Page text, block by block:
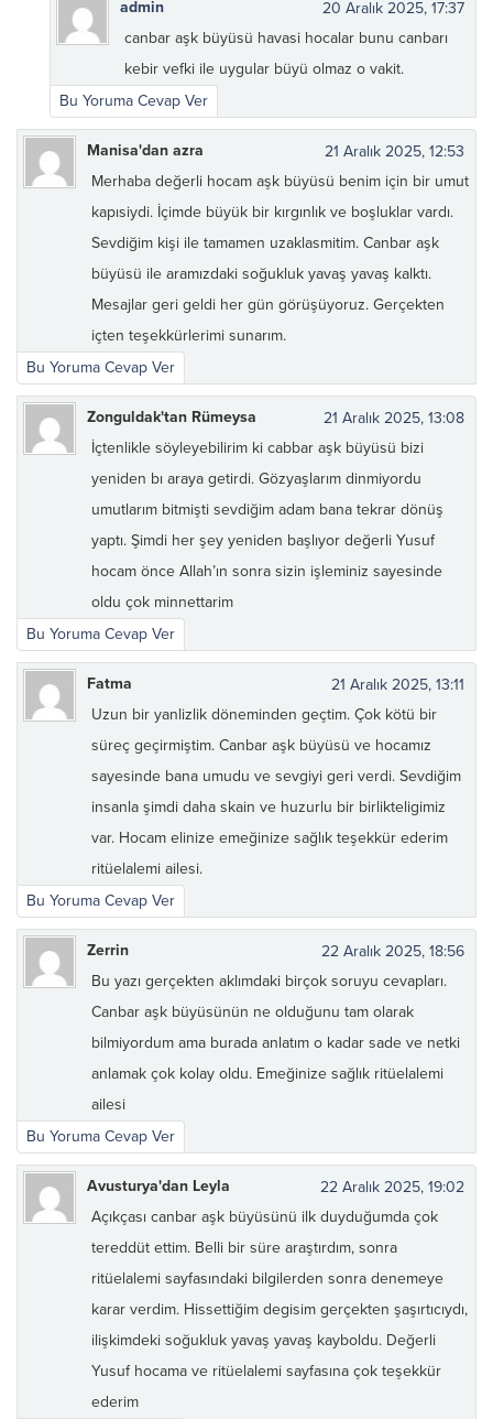
admin
20 Aralık 2025, 17:37
canbar aşk büyüsü havasi hocalar bunu canbarı
kebir vefki ile uygular büyü olmaz o vakit.
Bu Yoruma Cevap Ver
Manisa'dan azra
21 Aralık 2025, 12:53
Merhaba değerli hocam aşk büyüsü benim için bir umut
kapısiydi. İçimde büyük bir kırgınlık ve boşluklar vardı.
Sevdiğim kişi ile tamamen uzaklasmitim. Canbar aşk
büyüsü ile aramızdaki soğukluk yavaş yavaş kalktı.
Mesajlar geri geldi her gün görüşüyoruz. Gerçekten
içten teşekkürlerimi sunarım.
Bu Yoruma Cevap Ver
Zonguldak'tan Rümeysa
21 Aralık 2025, 13:08
İçtenlikle söyleyebilirim ki cabbar aşk büyüsü bizi
yeniden bı araya getirdi. Gözyaşlarım dinmiyordu
umutlarım bitmişti sevdiğim adam bana tekrar dönüş
yaptı. Şimdi her şey yeniden başlıyor değerli Yusuf
hocam önce Allah’ın sonra sizin işleminiz sayesinde
oldu çok minnettarim
Bu Yoruma Cevap Ver
Fatma
21 Aralık 2025, 13:11
Uzun bir yanlizlik döneminden geçtim. Çok kötü bir
süreç geçirmiştim. Canbar aşk büyüsü ve hocamız
sayesinde bana umudu ve sevgiyi geri verdi. Sevdiğim
insanla şimdi daha skain ve huzurlu bir birlikteligimiz
var. Hocam elinize emeğinize sağlık teşekkür ederim
ritüelalemi ailesi.
Bu Yoruma Cevap Ver
Zerrin
22 Aralık 2025, 18:56
Bu yazı gerçekten aklımdaki birçok soruyu cevapları.
Canbar aşk büyüsünün ne olduğunu tam olarak
bilmiyordum ama burada anlatım o kadar sade ve netki
anlamak çok kolay oldu. Emeğinize sağlık ritüelalemi
ailesi
Bu Yoruma Cevap Ver
Avusturya'dan Leyla
22 Aralık 2025, 19:02
Açıkçası canbar aşk büyüsünü ilk duyduğumda çok
tereddüt ettim. Belli bir süre araştırdım, sonra
ritüelalemi sayfasındaki bilgilerden sonra denemeye
karar verdim. Hissettiğim degisim gerçekten şaşırtıcıydı,
ilişkimdeki soğukluk yavaş yavaş kayboldu. Değerli
Yusuf hocama ve ritüelalemi sayfasına çok teşekkür
ederim